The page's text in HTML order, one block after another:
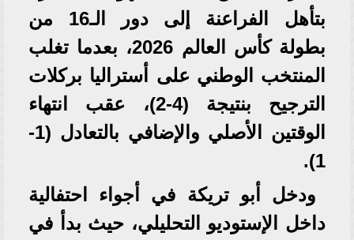
بتأهل الفراعنة إلى دور الـ16 من
بطولة كأس العالم 2026، بعدما تغلب
المنتخب الوطني على أستراليا بركلات
الترجيح بنتيجة (4-2)، عقب انتهاء
الوقتين الأصلي والإضافي بالتعادل (1-
1).
ودخل أبو تريكة في أجواء احتفالية
داخل الإستوديو التحليلي، حيث بدأ في